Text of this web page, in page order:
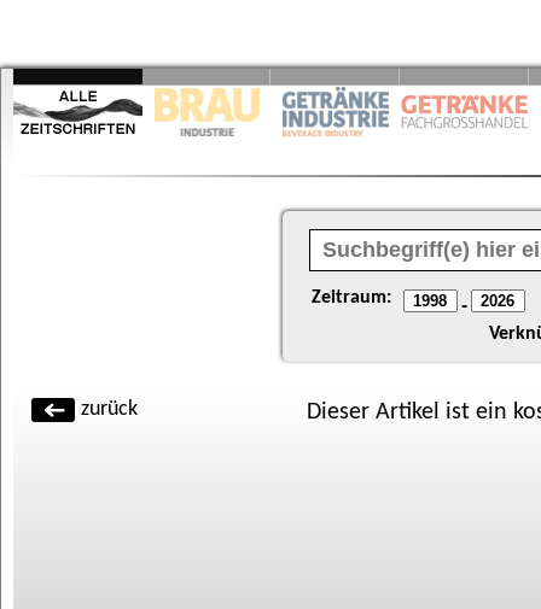
Zeitraum: -
zurück Dieser Artikel ist ein